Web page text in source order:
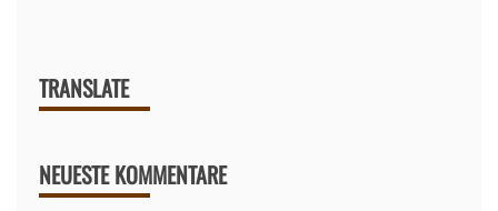
TRANSLATE
NEUESTE KOMMENTARE